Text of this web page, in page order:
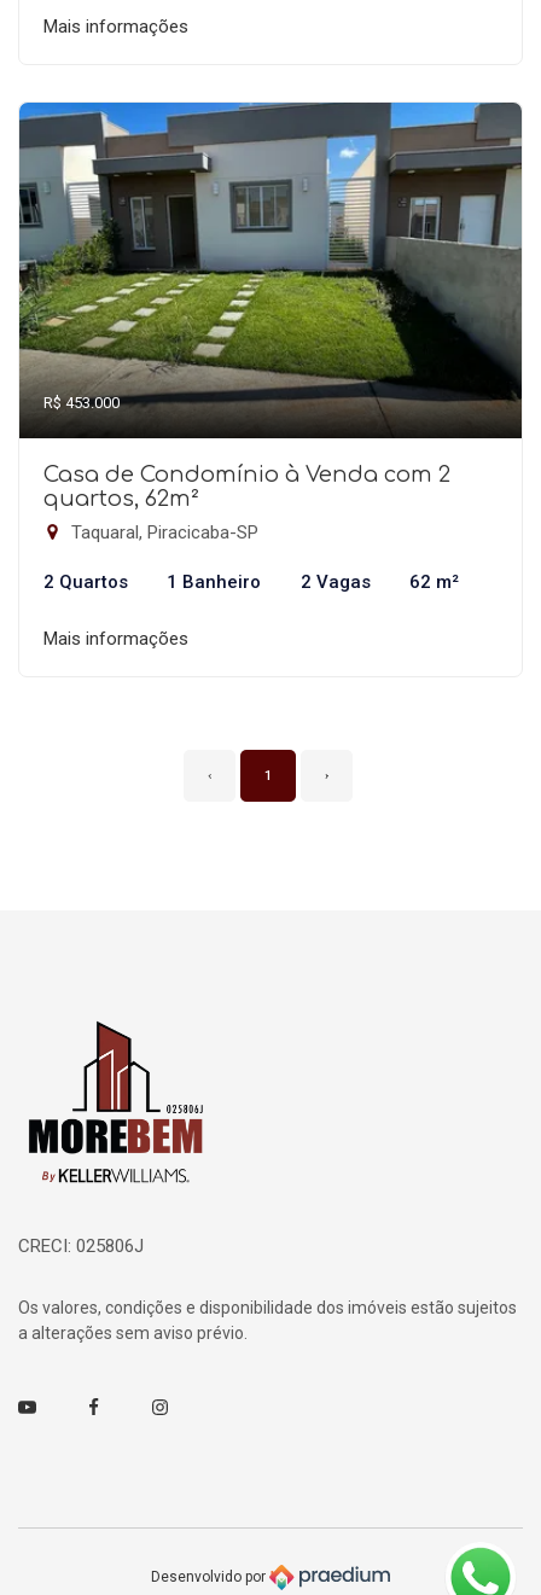
Mais informações
R$ 453.000
Casa de Condomínio à Venda com 2
quartos, 62m²
Taquaral, Piracicaba-SP
2 Quartos 1 Banheiro 2 Vagas 62 m²
Mais informações
‹ 1 ›
Página inicial
CRECI: 025806J
Os valores, condições e disponibilidade dos imóveis estão sujeitos
a alterações sem aviso prévio.
Youtube FacebookInstagram
Desenvolvido por